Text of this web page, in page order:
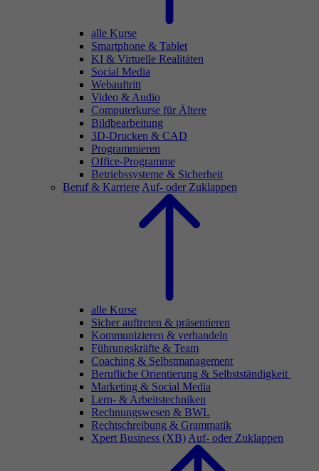
alle Kurse
Smartphone & Tablet
KI & Virtuelle Realitäten
Social Media
Webauftritt
Video & Audio
Computerkurse für Ältere
Bildbearbeitung
3D-Drucken & CAD
Programmieren
Office-Programme
Betriebssysteme & Sicherheit
Beruf & Karriere Auf- oder Zuklappen
alle Kurse
Sicher auftreten & präsentieren
Kommunizieren & verhandeln
Führungskräfte & Team
Coaching & Selbstmanagement
Berufliche Orientierung & Selbstständigkeit
Marketing & Social Media
Lern- & Arbeitstechniken
Rechnungswesen & BWL
Rechtschreibung & Grammatik
Xpert Business (XB) Auf- oder Zuklappen